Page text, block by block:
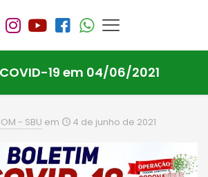
19 em 04/06/2021
- SBU em 4 de junho de 2021